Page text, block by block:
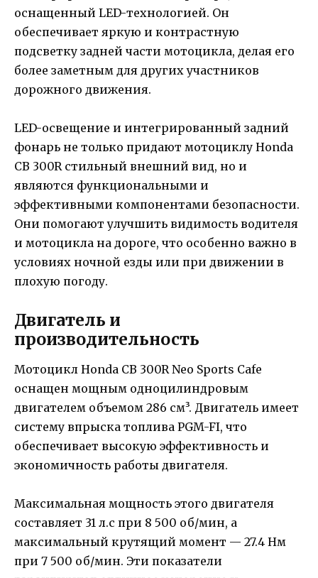
оснащенный LED-технологией. Он
обеспечивает яркую и контрастную
подсветку задней части мотоцикла, делая его
более заметным для других участников
дорожного движения.
LED-освещение и интегрированный задний
фонарь не только придают мотоциклу Honda
CB 300R стильный внешний вид, но и
являются функциональными и
эффективными компонентами безопасности.
Они помогают улучшить видимость водителя
и мотоцикла на дороге, что особенно важно в
условиях ночной езды или при движении в
плохую погоду.
Двигатель и
производительность
Мотоцикл Honda CB 300R Neo Sports Cafe
оснащен мощным одноцилиндровым
двигателем объемом 286 см³. Двигатель имеет
систему впрыска топлива PGM-FI, что
обеспечивает высокую эффективность и
экономичность работы двигателя.
Максимальная мощность этого двигателя
составляет 31 л.с при 8 500 об/мин, а
максимальный крутящий момент — 27.4 Нм
при 7 500 об/мин. Эти показатели